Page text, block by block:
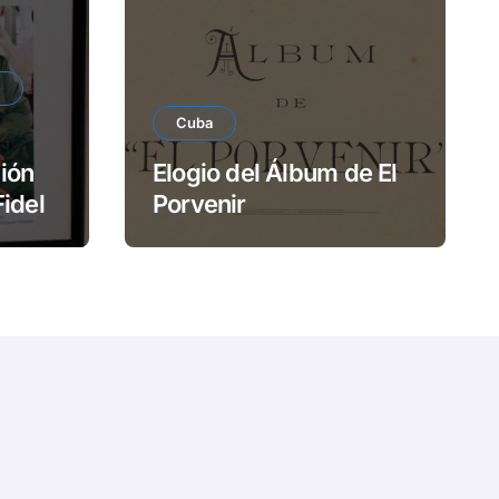
e
Cuba
Elogio del Álbum de El
Porvenir